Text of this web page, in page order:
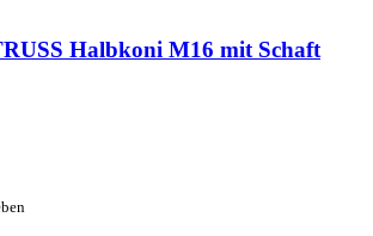
Halbkoni M16 mit Schaft